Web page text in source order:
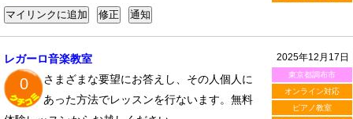
2025年12月17日
東京都調布市
オンライン対応
ピアノ教室
レガーロ音楽教室
0
さまざまな要望にお答えし、その人個人に
あった方法でレッスンを行ないます。無料